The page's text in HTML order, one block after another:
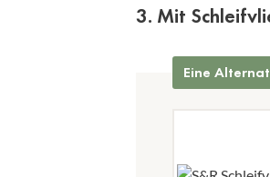
3. Mit
Eine